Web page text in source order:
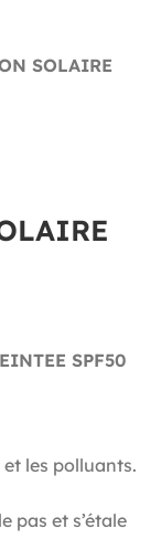
SOLAIRE
SPF50
et les polluants.
pas et s’étale